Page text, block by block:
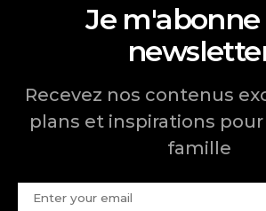
Je m'abonne
Recevez nos contenus
plans et inspirations pour
famille